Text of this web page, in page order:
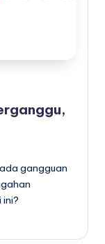
gangguan
ini?